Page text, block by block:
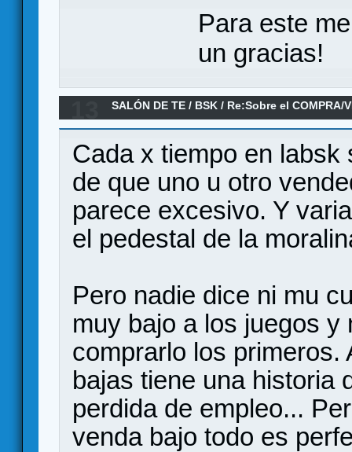
Para este
un gracias!
SALÓN DE TE / BSK / Re:Sobre el COMPRA/
Cada x tiempo en labsk
de que uno u otro
parece excesivo. Y
el pedestal de la
Pero nadie dice ni mu
muy bajo a los juegos
comprarlo los primeros.
bajas tiene una historia
perdida de empleo...
venda bajo todo es